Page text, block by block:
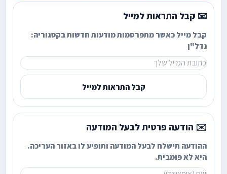
📧 קבל התראות למייל
קבל מייל כאשר מתפרסמות מודעות חדשות בקטגוריה:
נדל"ן
קבל התראות למייל
✉️ הודעה פרטית לבעל המודעה
ההודעה תישלח לבעל המודעה ותופיע לו באזור העריכה.
היא לא פומבית.